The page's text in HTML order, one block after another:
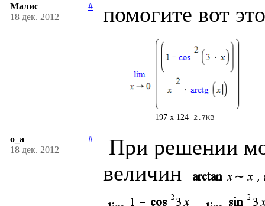
Малис
#
18 дек. 2012
197 x 124 2.7KB
o_a
#
18 дек. 2012
величин